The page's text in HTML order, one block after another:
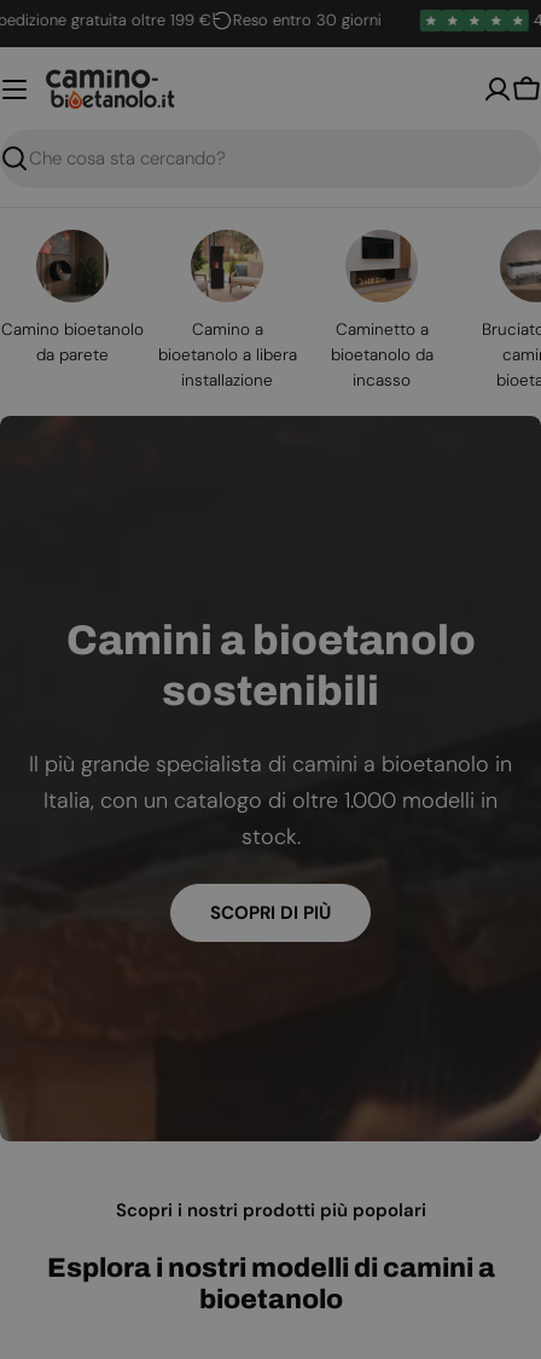
Vai
al
contenuto
gratuita oltre 199 € Reso entro 30 giorni 4.6 /
Ricerca
Camino bioetanolo
da parete
Camino a
bioetanolo a libera
installazione
Caminetto a
bioetanolo da
incasso
Camini a bioetanolo
sostenibili
Il più grande specialista di camini a bioetanolo in
Italia, con un catalogo di oltre 1.000 modelli in
stock.
SCOPRI DI PIÙ
Scopri i nostri prodotti più popolari
Esplora i nostri modelli di camini a
bioetanolo